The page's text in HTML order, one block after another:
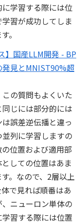
学習する際には位
習が成功してしま
。
】国産LLM開発 - BP
見とMNIST90%超
の質問もよくいた
じには部分的には
誤差逆伝播と違っ
列に学習しますの
位置および適用部
しての位置はあま
。なので、2層以上
で見れば順番はあ
ニューロン単体の
習する際には位置